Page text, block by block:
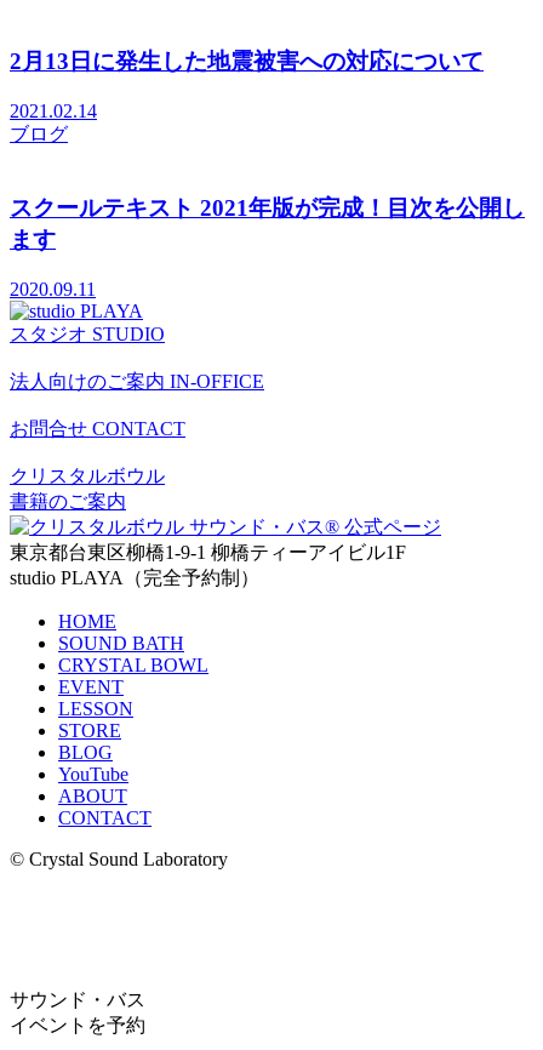
2月13日に発生した地震被害への対応について
2021.02.14
ブログ
スクールテキスト 2021年版が完成！目次を公開し
ます
2020.09.11
スタジオ STUDIO
法人向けのご案内 IN-OFFICE
お問合せ CONTACT
クリスタルボウル
書籍のご案内
東京都台東区柳橋1-9-1 柳橋ティーアイビル1F
studio PLAYA（完全予約制）
HOME
SOUND BATH
CRYSTAL BOWL
EVENT
LESSON
STORE
BLOG
YouTube
ABOUT
CONTACT
© Crystal Sound Laboratory
サウンド・バス
イベントを予約